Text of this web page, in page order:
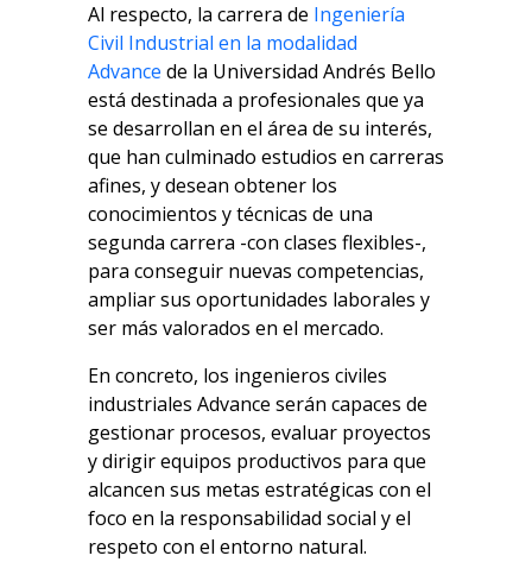
Al respecto, la carrera de Ingeniería
Civil Industrial en la modalidad
Advance de la Universidad Andrés Bello
está destinada a profesionales que ya
se desarrollan en el área de su interés,
que han culminado estudios en carreras
afines, y desean obtener los
conocimientos y técnicas de una
segunda carrera -con clases flexibles-,
para conseguir nuevas competencias,
ampliar sus oportunidades laborales y
ser más valorados en el mercado.
En concreto, los ingenieros civiles
industriales Advance serán capaces de
gestionar procesos, evaluar proyectos
y dirigir equipos productivos para que
alcancen sus metas estratégicas con el
foco en la responsabilidad social y el
respeto con el entorno natural.